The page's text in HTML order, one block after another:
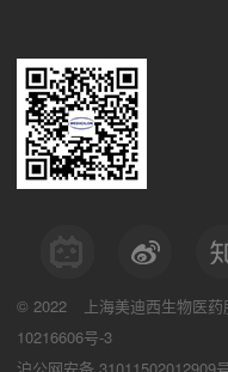
© 2022 上海美迪西生物医
10216606号-3
沪公网安备 31011502012909